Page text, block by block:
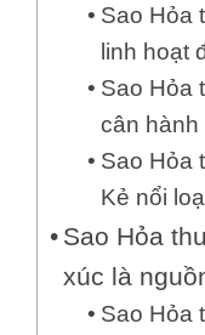
Sao Hỏa
linh hoạt
Sao Hỏa
cân hành
Sao Hỏa
Kẻ nổi
Sao Hỏa
xúc là
Sao Hỏa